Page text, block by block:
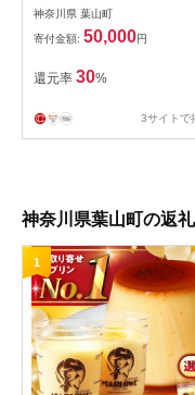
戸海岸 ラウンジ 短期 ダ
ングライセンス 海水浴場
歩３分 神奈川県 葉山町【
葉山館】 [ASAQ006]
神奈川県 葉山町
寄付金額: 50,000円
還元率 30%
3サイトで
神奈川県葉山町の返
1